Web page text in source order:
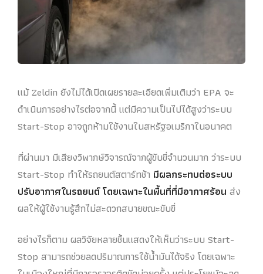
แม้ Zeldin ยังไม่ได้เปิดเผยรายละเอียดเพิ่มเติมว่า EPA จะ
ดำเนินการอย่างไรต่อจากนี้ แต่มีความเป็นไปได้สูงว่าระบบ
Start-Stop อาจถูกห้ามใช้งานในสหรัฐอเมริกาในอนาคต
ที่ผ่านมา มีเสียงวิพากษ์วิจารณ์จากผู้ขับขี่จำนวนมาก ว่าระบบ
Start-Stop ทำให้รถยนต์สตาร์ทช้า มีผลกระทบต่อระบบ
ปรับอากาศในรถยนต์ โดยเฉพาะในพื้นที่ที่มีอากาศร้อน ส่ง
ผลให้ผู้ใช้งานรู้สึกไม่สะดวกสบายขณะขับขี่
อย่างไรก็ตาม ผลวิจัยหลายชิ้นแสดงให้เห็นว่าระบบ Start-
Stop สามารถช่วยลดปริมาณการใช้น้ำมันได้จริง โดยเฉพาะ